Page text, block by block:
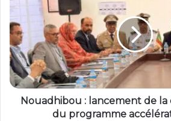
Nouadhibou : lancement de la
du programme